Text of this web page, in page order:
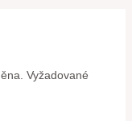
Vyžadované